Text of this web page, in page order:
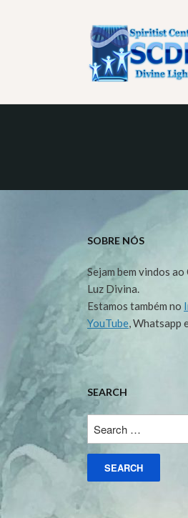
SOBRE NÓS
Sejam bem vindos
Luz Divina.
Estamos também no
YouTube, Whatsapp
SEARCH